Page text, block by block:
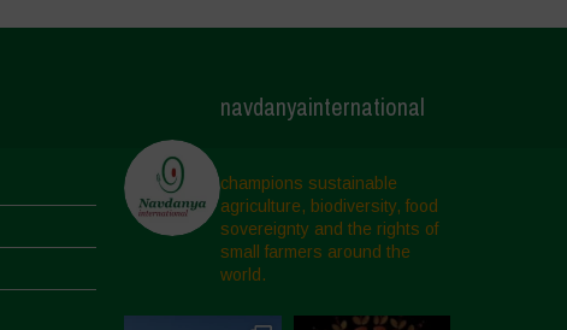
navdanyainternational
champions sustainable
agriculture, biodiversity, food
sovereignty and the rights of
small farmers around the
world.